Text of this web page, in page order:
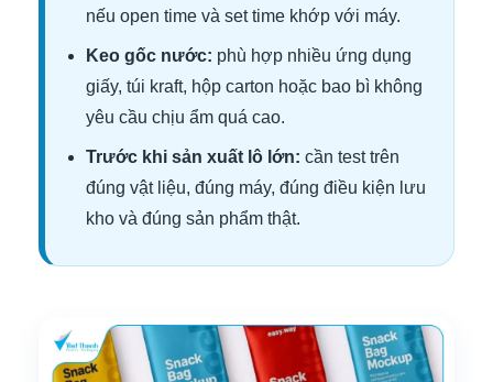
nếu open time và set time khớp với máy.
Keo gốc nước: phù hợp nhiều ứng dụng
giấy, túi kraft, hộp carton hoặc bao bì không
yêu cầu chịu ẩm quá cao.
Trước khi sản xuất lô lớn: cần test trên
đúng vật liệu, đúng máy, đúng điều kiện lưu
kho và đúng sản phẩm thật.